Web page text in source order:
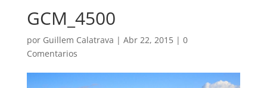
GCM_4500
por Guillem Calatrava | Abr 22, 2015| 0
Comentarios